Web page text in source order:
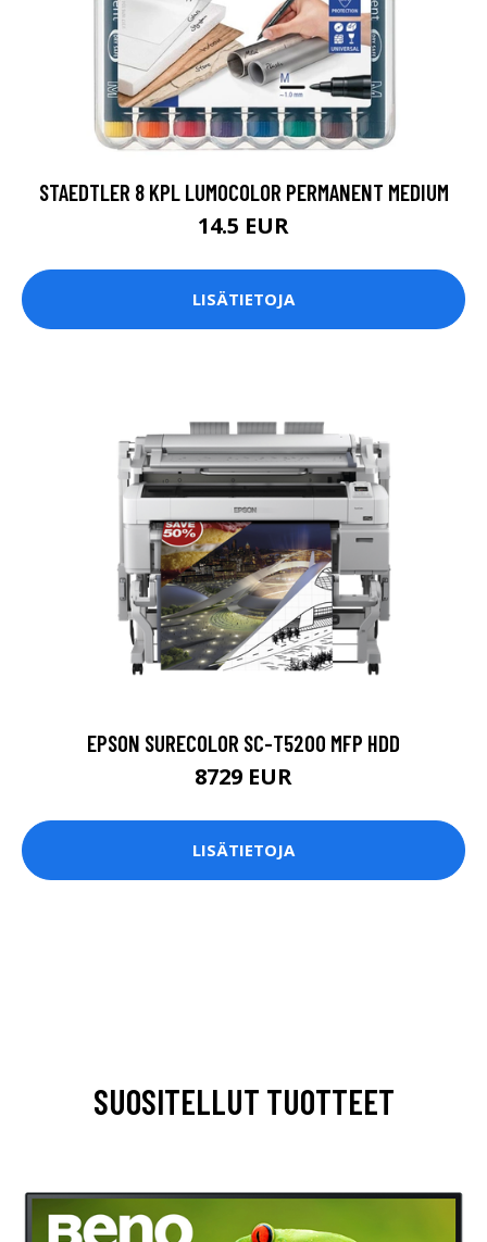
STAEDTLER 8 KPL LUMOCOLOR PERMANENT MEDIUM
14.5 EUR
LISÄTIETOJA
EPSON SURECOLOR SC-T5200 MFP HDD
8729 EUR
LISÄTIETOJA
SUOSITELLUT TUOTTEET